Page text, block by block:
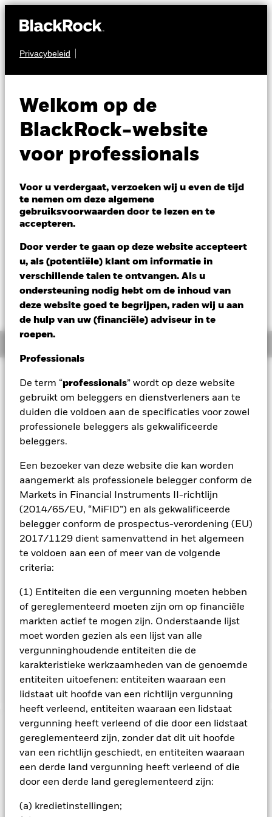
Privacybeleid
Welkom op de
BlackRock-website
voor professionals
Voor u verdergaat, verzoeken wij u even de tijd
te nemen om deze algemene
gebruiksvoorwaarden door te lezen en te
accepteren.
Door verder te gaan op deze website accepteert
u, als (potentiële) klant om informatie in
verschillende talen te ontvangen. Als u
ondersteuning nodig hebt om de inhoud van
deze website goed te begrijpen, raden wij u aan
de hulp van uw (financiële) adviseur in te
roepen.
Professionals
De term “professionals” wordt op deze website
gebruikt om beleggers en dienstverleners aan te
duiden die voldoen aan de specificaties voor zowel
professionele beleggers als gekwalificeerde
beleggers.
Een bezoeker van deze website die kan worden
aangemerkt als professionele belegger conform de
Markets in Financial Instruments II-richtlijn
(2014/65/EU, “MiFID”) en als gekwalificeerde
belegger conform de prospectus-verordening (EU)
2017/1129 dient samenvattend in het algemeen
te voldoen aan een of meer van de volgende
criteria:
(1) Entiteiten die een vergunning moeten hebben
of gereglementeerd moeten zijn om op financiële
markten actief te mogen zijn. Onderstaande lijst
moet worden gezien als een lijst van alle
vergunninghoudende entiteiten die de
karakteristieke werkzaamheden van de genoemde
entiteiten uitoefenen: entiteiten waaraan een
lidstaat uit hoofde van een richtlijn vergunning
heeft verleend, entiteiten waaraan een lidstaat
vergunning heeft verleend of die door een lidstaat
gereglementeerd zijn, zonder dat dit uit hoofde
van een richtlijn geschiedt, en entiteiten waaraan
een derde land vergunning heeft verleend of die
door een derde land gereglementeerd zijn:
(a) kredietinstellingen;
OBLIGATIES
Bedrijfsobligaties
Fonds
EUR 79,02
Variatie 52wk: 78,64 - 83,24
Verandering NAV 1 dag per 06/aug/2026
EUR -0,20 (-0,26%)
Morningstar Rating
Beleggingsdoel
inkomsten uit de activa van het Fonds, en streeft ook naar
Corporate Index (EUR Hedged) (75%) and the Bloomberg
MSCI Global Green Bond Corporate 5% Issuer Cap Index
(EUR Hedged) (25%) (de 'Index'). Het Fonds streeft er ook
de beginselen van beleggen in milieu, maatschappij en
governance ('ESG'). Het Fonds streeft ernaar om 80% van
zijn activa te beleggen in vastrentende (VR-) effecten (bv.
obligaties) en in aan vastrentende waarden gerelateerde
effecten van emittenten wereldwijd. De beleggingen van het
Fonds zullen gewoonlijk genoteerd zijn aan of verhandeld
worden op gereglementeerde markten. Het Fonds kan ook
beleggen in andere VR-effecten (zoals obligaties uitgegeven
door overheden en overheidsinstellingen in en buiten de
obligaties die in en buiten de Europese Unie zijn gevestigd)
behalen dat vergelijkbaar is met dat van de Index. Op het
moment van aankoop hebben alle VR-effecten waarin het
Fonds belegt een rating van beleggingskwaliteit van
Moody's, Standard & Poor's Corporation of Fitch Ratings of
worden door de Beleggingsbeheerder ('BB') als gelijkwaardig
BELANGRIJKE GEGEVENS: Kapitaalrisico.
het rendement van beleggingen kunnen dalen en stijgen, en
zijn niet gegarandeerd. Beleggers verliezen mogelijk hun
oorspronkelijke inleg.